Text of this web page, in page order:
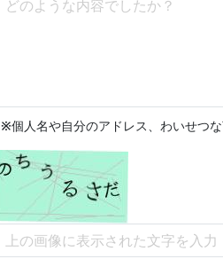
※個人名や自分のアドレス、わいせつ